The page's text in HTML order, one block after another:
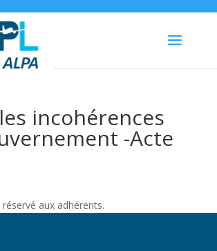
incohérences
-Acte
aux adhérents.